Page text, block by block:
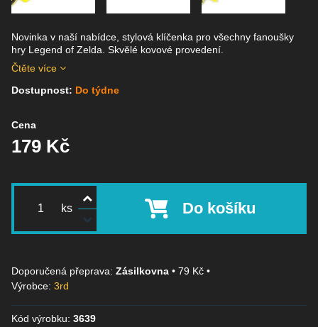
Novinka v naší nabídce, stylová klíčenka pro všechny fanoušky
hry Legend of Zelda. Skvělé kovové provedení.
Čtěte více
Dostupnost: Do týdne
Cena
179 Kč
ks Do košíku
Zásilkovna • 79 Kč •
Výrobce: 3rd
Kód výrobku: 3639